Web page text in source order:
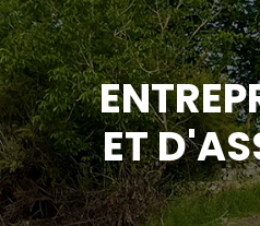
Aquatiris
ET